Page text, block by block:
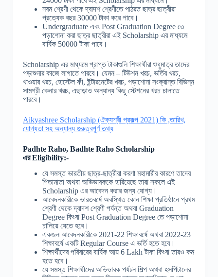
নবম শ্রেণী থেকে দ্বাদশ শ্রেণীতে পাঠরত ছাত্র ছাত্রীরা
প্রত্যেক বছর 30000 টাকা করে পাবে।
Undergraduate এবং Post Graduation Degree তে
পড়াশোনা করা ছাত্র ছাত্রীরা এই Scholarship এর মাধ্যমে
বার্ষিক 50000 টাকা পাবে।
Scholarship এর মাধ্যমে প্রাপ্ত টাকাগুলি শিক্ষার্থীরা শুধুমাত্র তাদের
পড়াশুনার কাজে লাগাতে পারবে। যেমন – টিউশন খরচ, ভর্তির খরচ,
খাওয়ার খরচ, হোস্টেল ফী, ইন্টারনেটের খরচ, পড়াশোনা সংক্রান্ত বিভিন্ন
সামগ্রী কেনার খরচ, এছাড়াও অন্যান্য কিছু স্টেশনের খরচ চালাতে
পারবে।
Aikyashree Scholarship (ঐক্যশ্রী প্রকল্প 2021) কি ,তারিখ,
যোগ্যতা সহ অন্যান্য গুরুত্বপূর্ণ তথ্য
Padhte Raho, Badhte Raho Scholarship
এরEligibility:-
যে সমস্ত ভারতীয় ছাত্র-ছাত্রীরা করণা মহামারীর কারণে তাদের
পিতামাতা অথবা অভিভাবককে হারিয়েছে তারা সকলে এই
Scholarship এর আবেদন করার জন্য যোগ্য।
আবেদনকারীকে ভারতবর্ষে অবস্থিত কোন শিক্ষা প্রতিষ্ঠানে প্রথম
শ্রেণী থেকে দ্বাদশ শ্রেণী পর্যন্ত অথবা Graduation
Degree কিংবা Post Graduation Degree তে পড়াশোনা
চালিয়ে যেতে হবে।
একজন আবেদনকারীকে 2021-22 শিক্ষাবর্ষে অথবা 2022-23
শিক্ষাবর্ষে একটি Regular Course এ ভর্তি হতে হবে।
শিক্ষার্থীদের পরিবারের বার্ষিক আয় 6 Lakh টাকা কিংবা তারও কম
হতে হবে।
যে সমস্ত শিক্ষার্থীদের অভিভাবক পর্যটন শিল্প অথবা হসপিটালের